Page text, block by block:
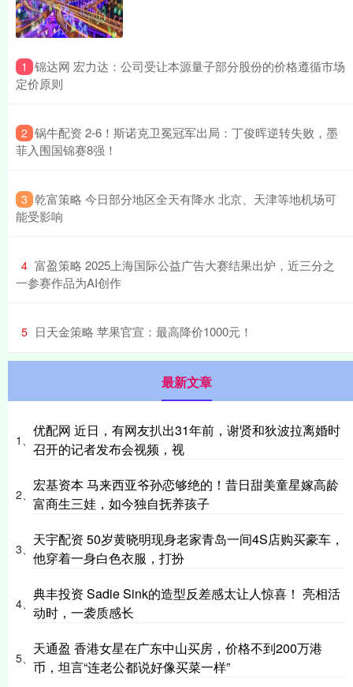
1 ​锦达网 宏力达：公司受让本源量子部分股份的价格遵循市场
定价原则
2 ​锅牛配资 2-6！斯诺克卫冕冠军出局：丁俊晖逆转失败，墨
菲入围国锦赛8强！
3 ​乾富策略 今日部分地区全天有降水 北京、天津等地机场可
能受影响
4 ​富盈策略 2025上海国际公益广告大赛结果出炉，近三分之
一参赛作品为AI创作
5 ​日天金策略 苹果官宣：最高降价1000元！
最新文章
1、
优配网 近日，有网友扒出31年前，谢贤和狄波拉离婚时
召开的记者发布会视频，视
2、
宏基资本 马来西亚爷孙恋够绝的！昔日甜美童星嫁高龄
富商生三娃，如今独自抚养孩子
3、
天宇配资 50岁黄晓明现身老家青岛一间4S店购买豪车，
他穿着一身白色衣服，打扮
4、
典丰投资 Sadie Sink的造型反差感太让人惊喜！ 亮相活
动时，一袭质感长
5、
天通盈 香港女星在广东中山买房，价格不到200万港
币，坦言“连老公都说好像买菜一样”